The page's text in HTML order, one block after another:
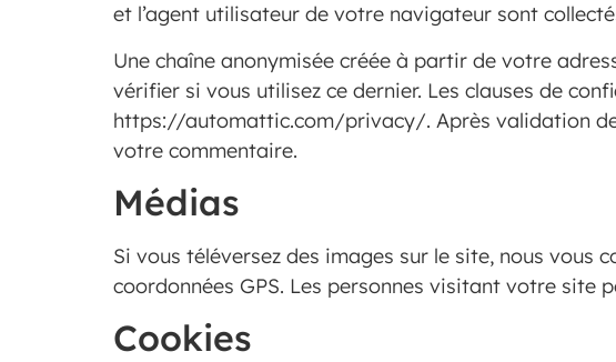
et l’agent utilisateur de votre navigateur sont
Une chaîne anonymisée créée à partir de votre
vérifier si vous utilisez ce dernier. Les clauses de
https://automattic.com/privacy/. Après validation
votre commentaire.
Médias
Si vous téléversez des images sur le site, nous vous
coordonnées GPS. Les personnes visitant votre site
Cookies